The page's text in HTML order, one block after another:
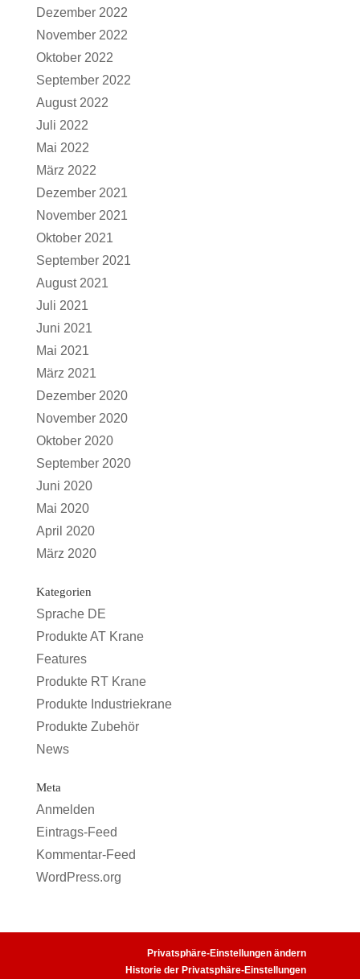
Dezember 2022
November 2022
Oktober 2022
September 2022
August 2022
Juli 2022
Mai 2022
März 2022
Dezember 2021
November 2021
Oktober 2021
September 2021
August 2021
Juli 2021
Juni 2021
Mai 2021
März 2021
Dezember 2020
November 2020
Oktober 2020
September 2020
Juni 2020
Mai 2020
April 2020
März 2020
Kategorien
Sprache DE
Produkte AT Krane
Features
Produkte RT Krane
Produkte Industriekrane
Produkte Zubehör
News
Meta
Anmelden
Eintrags-Feed
Kommentar-Feed
WordPress.org
Privatsphäre-Einstellungen ändern
Historie der Privatsphäre-Einstellungen